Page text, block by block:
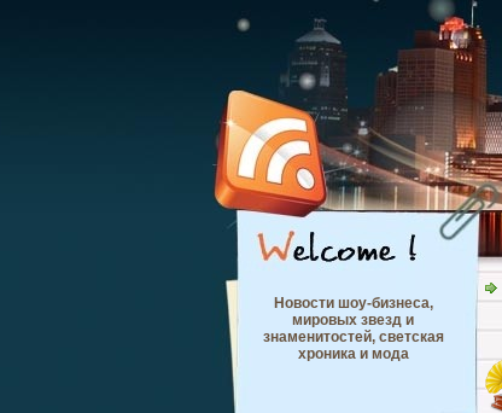
Новости шоу-бизнеса,
мировых звезд и
знаменитостей, светская
хроника и мода